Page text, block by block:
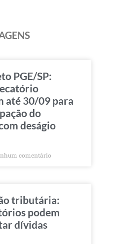
PGE/SP:
até 30/09 para
do
deságio
comentário
tributária:
podem
dívidas